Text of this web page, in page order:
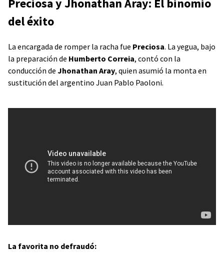
Preciosa y Jhonathan Aray: El binomio
del éxito
La encargada de romper la racha fue Preciosa. La yegua, bajo
la preparación de Humberto Correia, contó con la
conducción de Jhonathan Aray, quien asumió la monta en
sustitución del argentino Juan Pablo Paoloni.
La favorita no defraudó: